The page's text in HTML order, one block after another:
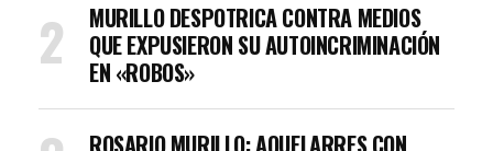
MURILLO DESPOTRICA CONTRA MEDIOS
QUE EXPUSIERON SU AUTOINCRIMINACIÓN
EN «ROBOS»